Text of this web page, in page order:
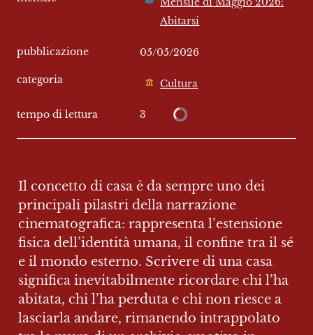
Abitarsi
pubblicazione 05/05/2026
categoria Cultura
tempo di lettura 3
Il concetto di casa è da sempre uno dei
principali pilastri della narrazione
cinematografica: rappresenta l’estensione
fisica dell’identità umana, il confine tra il sé
e il mondo esterno. Scrivere di una casa
significa inevitabilmente ricordare chi l’ha
abitata, chi l’ha perduta e chi non riesce a
lasciarla andare, rimanendo intrappolato